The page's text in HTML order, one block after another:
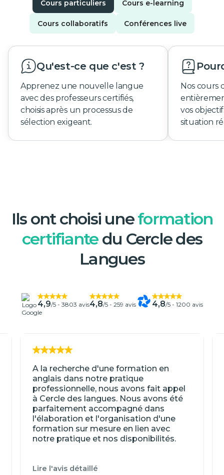
Cours particuliers Cours e-learning
Cours collaboratifs Conférences live
Qu'est-ce que c'est ?
Apprenez une nouvelle langue
avec des professeurs certifiés,
choisis après un processus de
sélection exigeant.
Nos cours
vos
situation
Ils ont choisi uneformation
certifiantedu Cercle des
Langues
4,9/5 - 3803 avis4,8/5 - 259 avis 4,8/5 - 1200 avis
A la recherche d'une formation en
anglais dans notre pratique
professionnelle, nous avons fait appel
à Cercle des langues. Nous avons été
parfaitement accompagné dans
l'élaboration et l'organisation d'une
formation sur mesure en lien avec
notre pratique et nos disponibilités.
Lire l'avis détaillé